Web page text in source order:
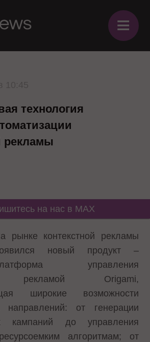
≡
технология
рекламы
на нас в MAX
рынке контекстной рекламы
новый продукт –
управления
рекламой Origami,
широкие возможности
от генерации
кампаний до управления
алгоритмам; от